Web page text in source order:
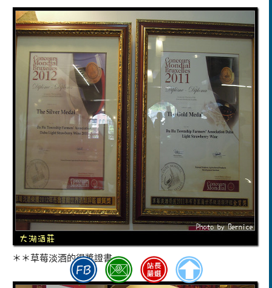
＊＊草莓淡酒的得獎證書